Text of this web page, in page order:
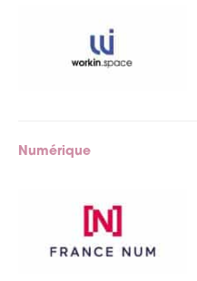
Numérique